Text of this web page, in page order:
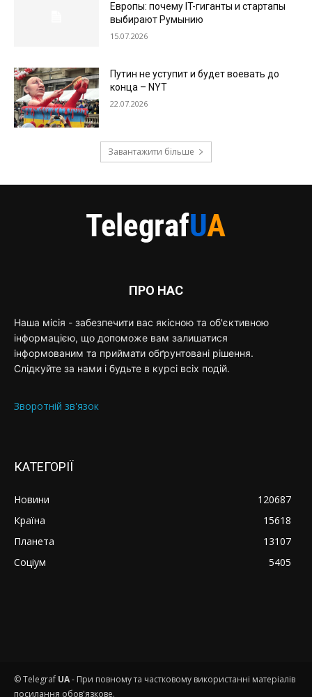
Европы: почему IT-гиганты и стартапы
выбирают Румынию
15.07.2026
Путин не уступит и будет воевать до
конца – NYT
22.07.2026
Завантажити більше
ПРО НАС
Наша місія - забезпечити вас якісною та об'єктивною
інформацією, що допоможе вам залишатися
інформованим та приймати обґрунтовані рішення.
Слідкуйте за нами і будьте в курсі всіх подій.
Зворотній зв'язок
КАТЕГОРІЇ
Новини
120687
Країна
15618
Планета
13107
Соціум
5405
© Telegraf UA- При повному та частковому використанні матеріалів
посилання обов'язкове.